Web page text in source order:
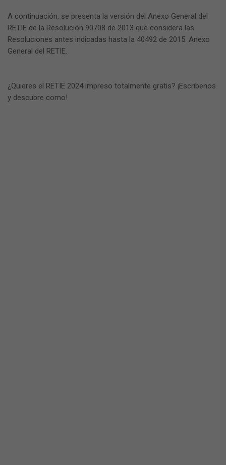
A continuación, se presenta la versión del Anexo General del
RETIE de la Resolución 90708 de 2013 que considera las
Resoluciones antes indicadas hasta la 40492 de 2015. Anexo
General del RETIE.
¿Quieres el RETIE 2024 impreso totalmente gratis? ¡Escribenos
y descubre como!